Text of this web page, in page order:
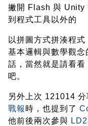
撇開 Flash 與 Unity
到程式工具以外的
以拼圖方式拼湊程
基本邏輯與數學觀
話，當然就是請看看
吧。
另外上次 121014 分
戰報 時，也提到了
他前後兩次參與